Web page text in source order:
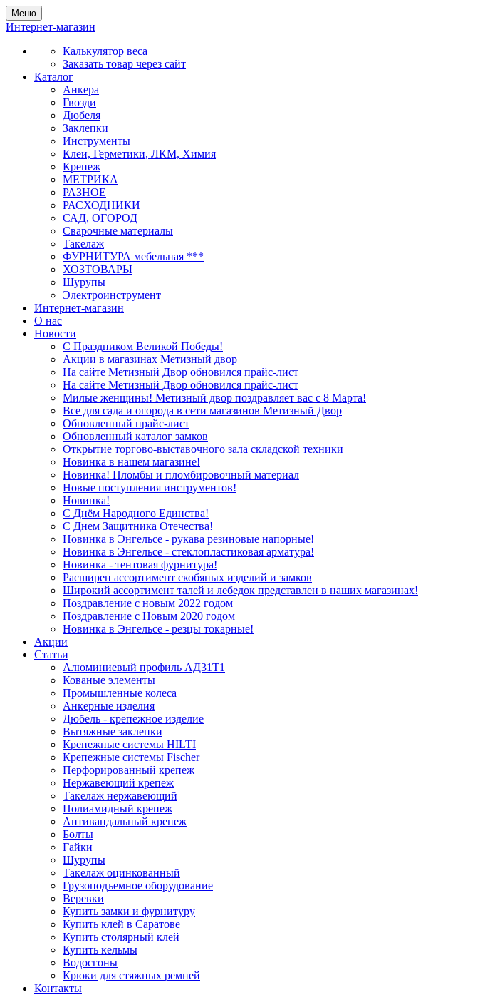
Меню
Интернет-магазин
Калькулятор веса
Заказать товар через сайт
Каталог
Анкера
Гвозди
Дюбеля
Заклепки
Инструменты
Клеи, Герметики, ЛКМ, Химия
Крепеж
МЕТРИКА
РАЗНОЕ
РАСХОДНИКИ
САД, ОГОРОД
Сварочные материалы
Такелаж
ФУРНИТУРА мебельная ***
ХОЗТОВАРЫ
Шурупы
Электроинструмент
Интернет-магазин
О нас
Новости
С Праздником Великой Победы!
Акции в магазинах Метизный двор
На сайте Метизный Двор обновился прайс-лист
На сайте Метизный Двор обновился прайс-лист
Милые женщины! Метизный двор поздравляет вас с 8 Марта!
Все для сада и огорода в сети магазинов Метизный Двор
Обновленный прайс-лист
Обновленный каталог замков
Открытие торгово-выставочного зала складской техники
Новинка в нашем магазине!
Новинка! Пломбы и пломбировочный материал
Новые поступления инструментов!
Новинка!
С Днём Народного Единства!
С Днем Защитника Отечества!
Новинка в Энгельсе - рукава резиновые напорные!
Новинка в Энгельсе - стеклопластиковая арматура!
Новинка - тентовая фурнитура!
Расширен ассортимент скобяных изделий и замков
Широкий ассортимент талей и лебедок представлен в наших магазинах!
Поздравление с новым 2022 годом
Поздравление с Новым 2020 годом
Новинка в Энгельсе - резцы токарные!
Акции
Статьи
Алюминиевый профиль АД31Т1
Кованые элементы
Промышленные колеса
Анкерные изделия
Дюбель - крепежное изделие
Вытяжные заклепки
Крепежные системы HILTI
Крепежные системы Fischer
Перфорированный крепеж
Нержавеющий крепеж
Такелаж нержавеющий
Полиамидный крепеж
Антивандальный крепеж
Болты
Гайки
Шурупы
Такелаж оцинкованный
Грузоподъемное оборудование
Веревки
Купить замки и фурнитуру
Купить клей в Саратове
Купить столярный клей
Купить кельмы
Водосгоны
Крюки для стяжных ремней
Контакты